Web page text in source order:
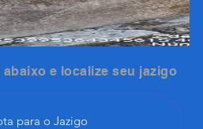
e localize seu jazigo
para o Jazigo